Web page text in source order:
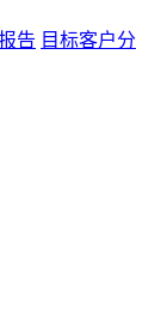
告 目标客户分